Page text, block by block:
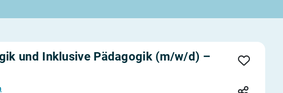
und Inklusive Pädagogik (m/w/d) –